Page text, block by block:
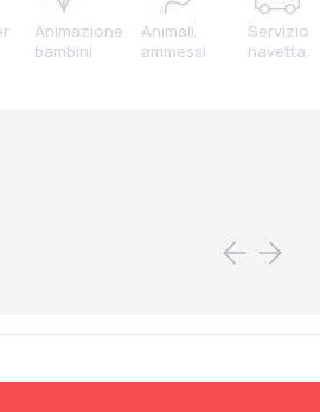
Animazione
bambini
Animali
ammessi
Servizio
navetta